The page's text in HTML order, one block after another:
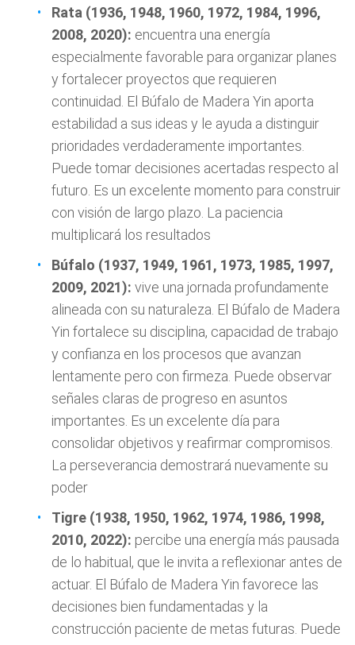
Rata (1936, 1948, 1960, 1972, 1984, 1996,
2008, 2020): encuentra una energía
especialmente favorable para organizar planes
y fortalecer proyectos que requieren
continuidad. El Búfalo de Madera Yin aporta
estabilidad a sus ideas y le ayuda a distinguir
prioridades verdaderamente importantes.
Puede tomar decisiones acertadas respecto al
futuro. Es un excelente momento para construir
con visión de largo plazo. La paciencia
multiplicará los resultados
Búfalo (1937, 1949, 1961, 1973, 1985, 1997,
2009, 2021): vive una jornada profundamente
alineada con su naturaleza. El Búfalo de Madera
Yin fortalece su disciplina, capacidad de trabajo
y confianza en los procesos que avanzan
lentamente pero con firmeza. Puede observar
señales claras de progreso en asuntos
importantes. Es un excelente día para
consolidar objetivos y reafirmar compromisos.
La perseverancia demostrará nuevamente su
poder
Tigre (1938, 1950, 1962, 1974, 1986, 1998,
2010, 2022): percibe una energía más pausada
de lo habitual, que le invita a reflexionar antes de
actuar. El Búfalo de Madera Yin favorece las
decisiones bien fundamentadas y la
construcción paciente de metas futuras. Puede